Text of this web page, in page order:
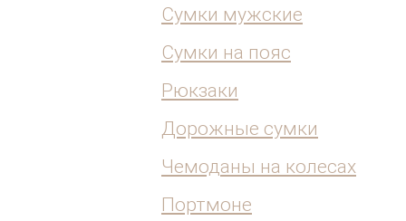
Сумки мужские
Сумки на пояс
Рюкзаки
Дорожные сумки
Чемоданы на колесах
Портмоне